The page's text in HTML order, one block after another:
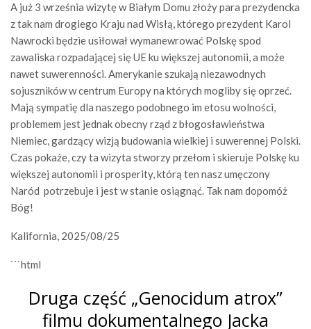
A już 3 września wizytę w Białym Domu złoży para prezydencka
z tak nam drogiego Kraju nad Wisłą, którego prezydent Karol
Nawrocki będzie usiłował wymanewrować Polskę spod
zawaliska rozpadającej się UE ku większej autonomii, a może
nawet suwerenności. Amerykanie szukają niezawodnych
sojuszników w centrum Europy na których mogliby się oprzeć.
Mają sympatię dla naszego podobnego im etosu wolności,
problemem jest jednak obecny rząd z błogosławieństwa
Niemiec, gardzący wizją budowania wielkiej i suwerennej Polski.
Czas pokaże, czy ta wizyta stworzy przełom i skieruje Polskę ku
większej autonomii i prosperity, którą ten nasz umęczony
Naród potrzebuje i jest w stanie osiągnąć. Tak nam dopomóż
Bóg!
Kalifornia, 2025/08/25
```html
Druga część „Genocidum atrox”
filmu dokumentalnego Jacka